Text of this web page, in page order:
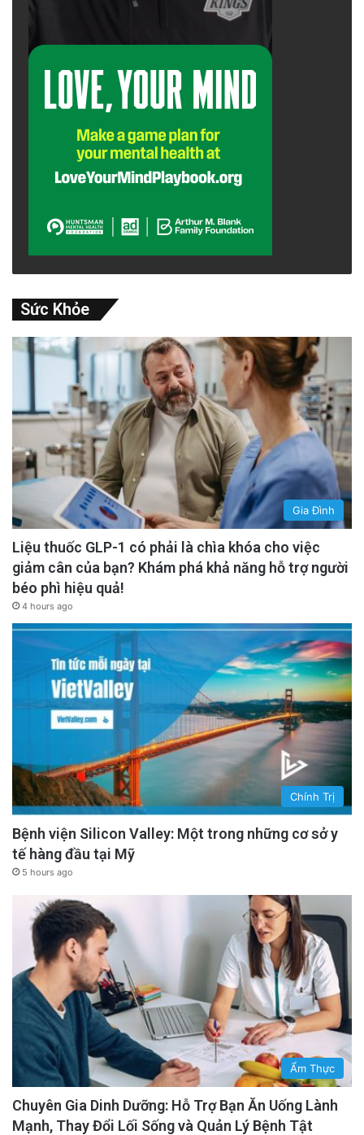
Sức Khỏe
Gia Đình
Liệu thuốc GLP-1 có phải là chìa khóa cho việc
giảm cân của bạn? Khám phá khả năng hỗ trợ người
béo phì hiệu quả!
4 hours ago
Chính Trị
Bệnh viện Silicon Valley: Một trong những cơ sở y
tế hàng đầu tại Mỹ
5 hours ago
Ẩm Thực
Chuyên Gia Dinh Dưỡng: Hỗ Trợ Bạn Ăn Uống Lành
Mạnh, Thay Đổi Lối Sống và Quản Lý Bệnh Tật